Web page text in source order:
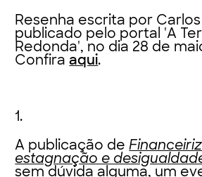
Resenha escrita por
publicado pelo portal 'A
Redonda', no dia 28 de
Confiraaqui.
1.
A publicação de
estagnação e
sem dúvida alguma, um